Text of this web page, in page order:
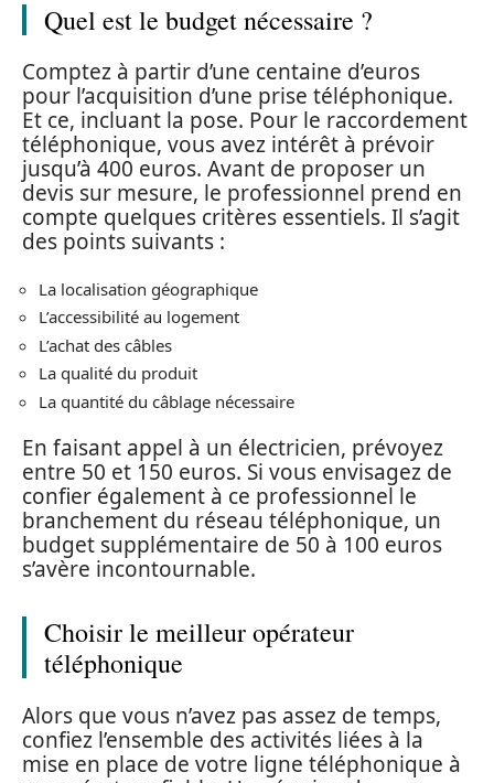
Quel est le budget nécessaire ?
Comptez à partir d’une centaine d’euros
pour l’acquisition d’une prise téléphonique.
Et ce, incluant la pose. Pour le raccordement
téléphonique, vous avez intérêt à prévoir
jusqu’à 400 euros. Avant de proposer un
devis sur mesure, le professionnel prend en
compte quelques critères essentiels. Il s’agit
des points suivants :
La localisation géographique
L’accessibilité au logement
L’achat des câbles
La qualité du produit
La quantité du câblage nécessaire
En faisant appel à un électricien, prévoyez
entre 50 et 150 euros. Si vous envisagez de
confier également à ce professionnel le
branchement du réseau téléphonique, un
budget supplémentaire de 50 à 100 euros
s’avère incontournable.
Choisir le meilleur opérateur
téléphonique
Alors que vous n’avez pas assez de temps,
confiez l’ensemble des activités liées à la
mise en place de votre ligne téléphonique à